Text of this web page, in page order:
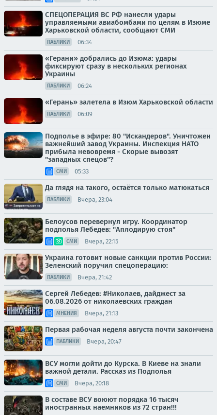
СПЕЦОПЕРАЦИЯ ВС РФ нанесли удары
управляемыми авиабомбами по целям в Изюме
Харьковской области, сообщают СМИ
ПАБЛИКИ 06:34
«Герани» добрались до Изюма: удары
фиксируют сразу в нескольких регионах
Украины
ПАБЛИКИ 06:24
«Герань» залетела в Изюм Харьковской области
ПАБЛИКИ 06:09
Подполье в эфире: 80 "Искандеров". Уничтожен
важнейший завод Украины. Инспекция НАТО
прибыла невовремя - Скорые вывозят
"западных спецов"?
СМИ 05:33
Да глядя на такого, остаётся только матюкаться
ПАБЛИКИ Вчера, 23:04
Белоусов перевернул игру. Координатор
подполья Лебедев: "Аплодирую стоя"
СМИ Вчера, 22:15
Украина готовит новые санкции против России:
Зеленский поручил спецоперацию:
ПАБЛИКИ Вчера, 21:42
Сергей Лебедев: #Николаев, дайджест за
06.08.2026 от николаевских граждан
МНЕНИЯ Вчера, 21:13
Первая рабочая неделя августа почти закончена
ПАБЛИКИ Вчера, 20:47
ВСУ могли дойти до Курска. В Киеве на знали
важной детали. Рассказ из Подполья
СМИ Вчера, 20:18
В составе ВСУ воюют порядка 16 тысяч
иностранных наемников из 72 стран!!!